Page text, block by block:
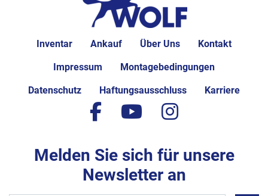
Inventar Ankauf Über Uns Kontakt
Impressum Montagebedingungen
Datenschutz Haftungsausschluss Karriere
facebook
youtubeinstagram
Melden Sie sich für unsere
Newsletter an